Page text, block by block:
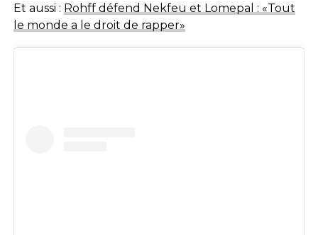
Et aussi : Rohff défend Nekfeu et Lomepal : «Tout
le monde a le droit de rapper»